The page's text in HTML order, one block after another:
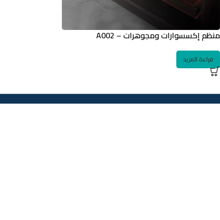
منظم إكسسوارات ومجوهرات – A002
قراءة المزيد